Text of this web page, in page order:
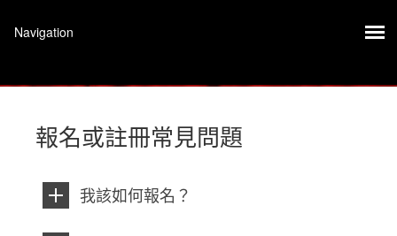
報名或註冊常見問題
我該如何報名？